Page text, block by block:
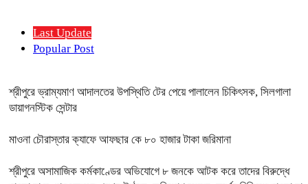
Last Update
Popular Post
শ্রীপুরে ভ্রাম্যমাণ আদালতের উপস্থিতি টের পেয়ে পালালেন চিকিৎসক, সিলগালা
ডায়াগনস্টিক সেন্টার
মাওনা চৌরাস্তার ক্যাফে আফছার কে ৮০ হাজার টাকা জরিমানা
শ্রীপুরে অসামাজিক কর্মকাণ্ডের অভিযোগে ৮ জনকে আটক করে তাদের বিরুদ্ধে